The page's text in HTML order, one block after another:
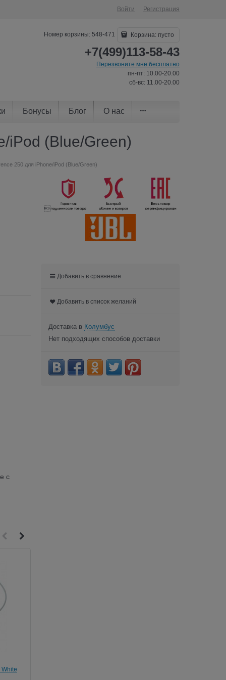
Войти Регистрация
Номер корзины: 548-471 Корзина: пусто
+7(499)113-58-43
Перезвоните мне бесплатно
пн-пт: 10.00-20.00
сб-вс: 11.00-20.00
Бонусы Блог О нас
iPod (Blue/Green)
250 для iPhone/iPod (Blue/Green)
с
White

Добавить в сравнение
Добавить в список желаний
Доставка в Колумбус
Нет подходящих способов доставки